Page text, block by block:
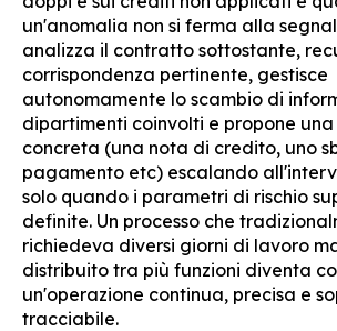
un'anomalia non si ferma alla
analizza il contratto sottostante,
corrispondenza pertinente, gestisce
autonomamente lo scambio di
dipartimenti coinvolti e propone una
concreta (una nota di credito, uno
pagamento etc) escalando
solo quando i parametri di rischio
definite. Un processo che
richiedeva diversi giorni di lavoro
distribuito tra più funzioni diventa
un'operazione continua, precisa e
tracciabile.